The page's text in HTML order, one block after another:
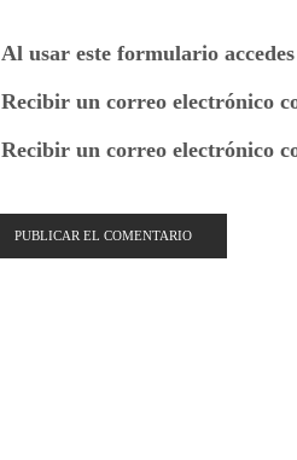
Al usar este formulario
Recibir un correo electrónico
Recibir un correo electrónico